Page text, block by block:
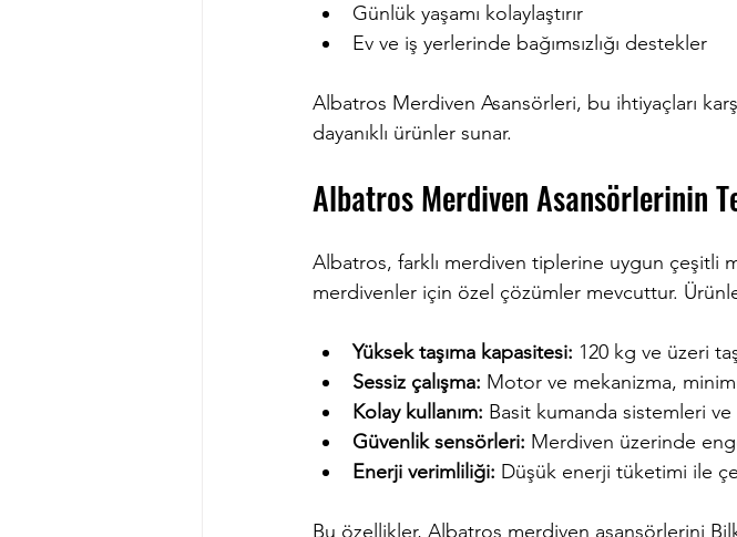
Günlük yaşamı kolaylaştırır
Ev ve iş yerlerinde bağımsızlığı destekler
Albatros Merdiven Asansörleri, bu ihtiyaçları
dayanıklı ürünler sunar.
Albatros Merdiven Asansörlerinin
Albatros, farklı merdiven tiplerine uygun çeşitli
merdivenler için özel çözümler mevcuttur.
Yüksek taşıma kapasitesi: 120 kg ve üzeri
Sessiz çalışma: Motor ve mekanizma,
Kolay kullanım: Basit kumanda sistemleri
Güvenlik sensörleri: Merdiven üzerinde
Enerji verimliliği: Düşük enerji tüketimi ile
Bu özellikler, Albatros merdiven asansörlerini